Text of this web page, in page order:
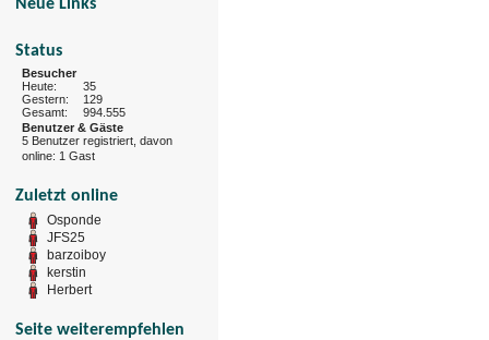
Neue Links
Status
Besucher
Heute:
35
Gestern:
129
Gesamt:
994.555
Benutzer & Gäste
5 Benutzer registriert, davon
online: 1 Gast
Zuletzt online
Osponde
JFS25
barzoiboy
kerstin
Herbert
Seite weiterempfehlen